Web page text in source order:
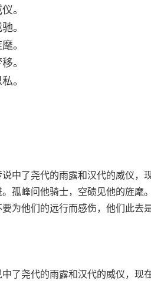
。
。
。
。
。
中了尧代的雨露和汉代的威仪，
孤峰问他骑士，空碛见他的旌麾。
为他们的远行而感伤，他们此去
了尧代的雨露和汉代的威仪，现